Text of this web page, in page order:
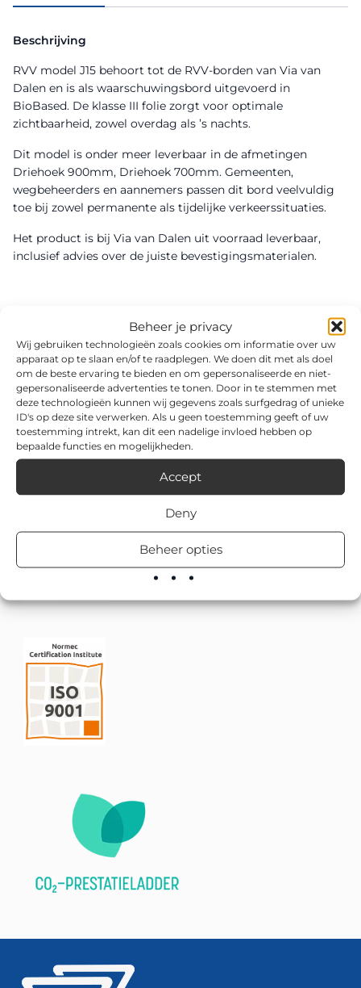
Beheer je privacy
Wij gebruiken technologieën zoals cookies om informatie over uw
apparaat op te slaan en/of te raadplegen. We doen dit met als doel
om de beste ervaring te bieden en om gepersonaliseerde en niet-
gepersonaliseerde advertenties te tonen. Door in te stemmen met
deze technologieën kunnen wij gegevens zoals surfgedrag of unieke
ID's op deze site verwerken. Als u geen toestemming geeft of uw
toestemming intrekt, kan dit een nadelige invloed hebben op
bepaalde functies en mogelijkheden.
Accept
Deny
Beheer opties
Beschrijving
RVV model J15 behoort tot de RVV-borden van Via van
Dalen en is als waarschuwingsbord uitgevoerd in
BioBased. De klasse III folie zorgt voor optimale
zichtbaarheid, zowel overdag als ’s nachts.
Dit model is onder meer leverbaar in de afmetingen
Driehoek 900mm, Driehoek 700mm. Gemeenten,
wegbeheerders en aannemers passen dit bord veelvuldig
toe bij zowel permanente als tijdelijke verkeerssituaties.
Het product is bij Via van Dalen uit voorraad leverbaar,
inclusief advies over de juiste bevestigingsmaterialen.